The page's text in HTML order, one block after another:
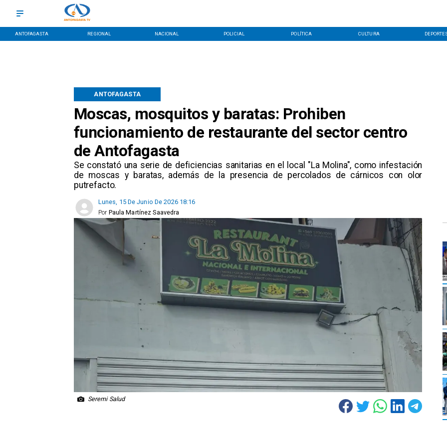
ANTOFAGASTA REGIONAL NACIONAL POLICIAL POLÍTICA CULTURA
Moscas, mosquitos y baratas: Prohiben
funcionamiento de restaurante del sector centro
de Antofagasta
Se constató una serie de deficiencias sanitarias en el local "La Molina", como infestación
de moscas y baratas, además de la presencia de percolados de cárnicos con olor
putrefacto.
ANTOFAGASTA
Lunes, 15 De Junio De 2026 18:16
Paula Martínez Saavedra
Por
Seremi Salud